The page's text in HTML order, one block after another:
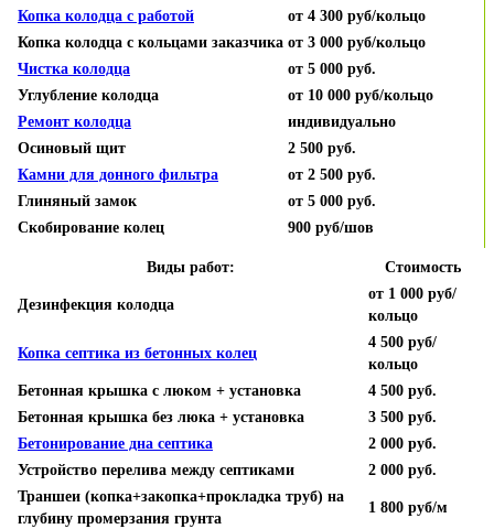
Копка колодца с работой
от 4 300 руб/кольцо
Копка колодца с кольцами заказчика от 3 000 руб/кольцо
Чистка колодца
от 5 000 руб.
Углубление колодца
от 10 000 руб/кольцо
Ремонт колодца
индивидуально
Осиновый щит
2 500 руб.
Камни для донного фильтра
от 2 500 руб.
Глиняный замок
от 5 000 руб.
Скобирование колец
900 руб/шов
Виды работ: Стоимость
Дезинфекция колодца
от 1 000 руб/
кольцо
Копка септика из бетонных колец
4 500 руб/
кольцо
Бетонная крышка с люком + установка
4 500 руб.
Бетонная крышка без люка + установка
3 500 руб.
Бетонирование дна септика
2 000 руб.
Устройство перелива между септиками
2 000 руб.
Траншеи (копка+закопка+прокладка труб) на
глубину промерзания грунта
1 800 руб/м